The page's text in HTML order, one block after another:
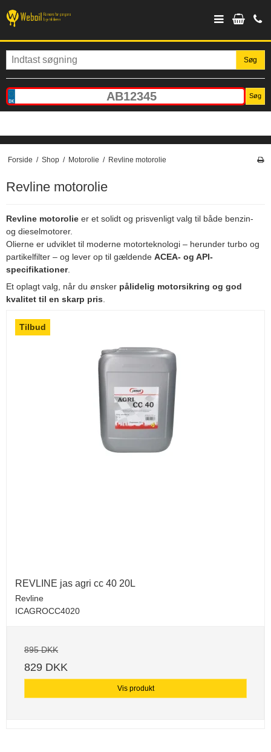
Søg
Søg
Forside / Shop / Motorolie / Revline motorolie
Revline motorolie
Revline motorolie er et solidt og prisvenligt valg til både benzin-
og dieselmotorer.
Olierne er udviklet til moderne motorteknologi – herunder turbo og
partikelfilter – og lever op til gældende ACEA- og API-
specifikationer.
Et oplagt valg, når du ønsker pålidelig motorsikring og god
kvalitet til en skarp pris
Tilbud
REVLINE jas agri cc 40 20L
Revline
ICAGROCC4020
895 DKK
829 DKK
Vis produkt